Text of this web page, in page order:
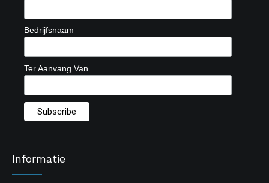
Bedrijfsnaam
Ter Aanvang Van
Informatie